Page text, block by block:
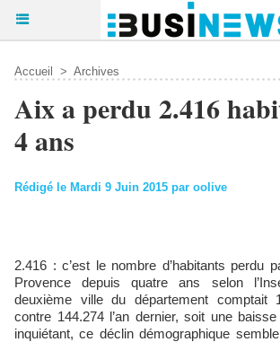
Accueil > Archives
Aix a perdu 2.416
4 ans
Rédigé le Mardi 9 Juin 2015 par oolive
2.416 : c’est le nombre d’habitants perdu
Provence depuis quatre ans selon
deuxième ville du département comptait
contre 144.274 l’an dernier, soit une
inquiétant, ce déclin démographique